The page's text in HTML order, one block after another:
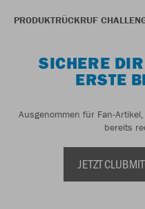
PRODUKTRÜCKRUF
SICHERE
ERSTE
Ausgenommen für Fan-
bereits
JETZT